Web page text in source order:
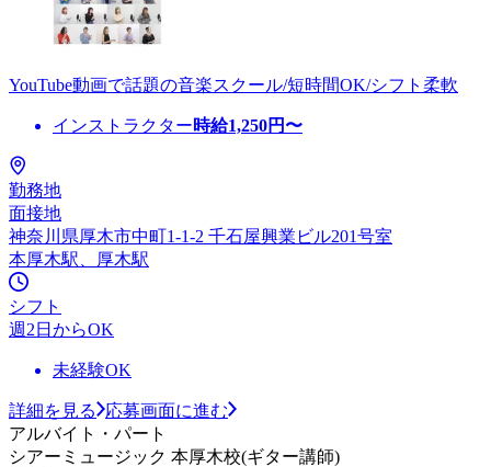
YouTube動画で話題の音楽スクール/短時間OK/シフト柔軟
インストラクター時給1,250円〜
勤務地
面接地
神奈川県厚木市中町1-1-2 千石屋興業ビル201号室
本厚木駅、厚木駅
シフト
週2日からOK
未経験OK
詳細を見る
応募画面に進む
アルバイト・パート
シアーミュージック 本厚木校(ギター講師)